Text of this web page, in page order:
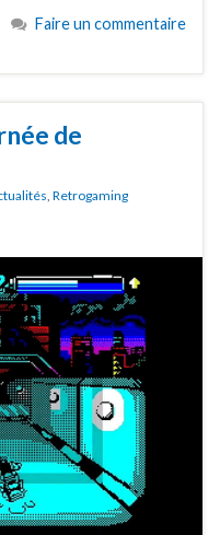
Faire un commentaire
de
Retrogaming